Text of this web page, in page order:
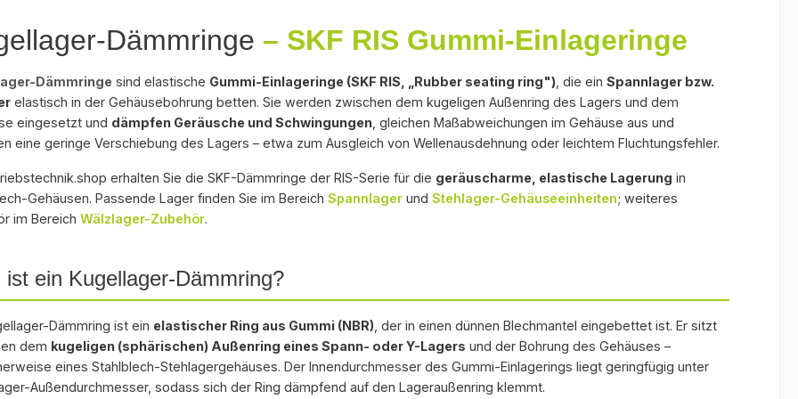
Größen unter
Dämmringe. Bei
zur Auswahl erreichen
über das
weitere Größen unter
Kugellager-Dämmringe. Bei
Fragen zur Auswahl erreichen
Sie uns über das
Kontaktformular.
weitere Größen unter
Kugellager-Dämmringe. Bei
Fragen zur Auswahl erreichen
Sie uns über das
Kontaktformular.
unter dem Lager-Außen-
Lageraußenring; der
von
sitzt im Gehäuse, die
beträgt 21,5 mm.
der Ring zugleich
der
aus und erlaubt eine
oder
Fluchtungsfehler. Der
Gummi (NBR) ist von
bis +100 °C
Maßgeblich für die
ist der
knapp unter dem Lager-Außen-
auf den Lageraußenring; der
Außendurchmesser von
80,3 mm sitzt im Gehäuse, die
Gesamtbreite beträgt 23 mm. So
gleicht der Ring zugleich
Maßabweichungen der
von Wellenausdehnung oder
leichtem Fluchtungsfehler. Der
Werkstoff Gummi (NBR) ist von
etwa −30 bis +100 °C
einsetzbar. Maßgeblich für die
Auswahl ist der
knapp unter dem Lager-Außen-
auf den Lageraußenring; der
Außendurchmesser von
85,3 mm sitzt im Gehäuse, die
Gesamtbreite beträgt 24 mm.
So gleicht der Ring zugleich
Maßabweichungen der
leichtem Fluchtungsfehler. Der
Werkstoff Gummi (NBR) ist von
etwa −30 bis +100 °C
einsetzbar. Maßgeblich für die
Auswahl ist der
Dämmringe – SKF RIS Gummi-Einlageringe
Dämmringe sind elastische Gummi-Einlageringe (SKF RIS, „Rubber seating ring") , die ein Spannlager bzw.
elastisch in der Gehäusebohrung betten. Sie werden zwischen dem kugeligen Außenring des Lagers und dem
eingesetzt und dämpfen Geräusche und Schwingungen , gleichen Maßabweichungen im Gehäuse aus und
eine geringe Verschiebung des Lagers – etwa zum Ausgleich von Wellenausdehnung oder leichtem Fluchtungsfehler.
erhalten Sie die SKF-Dämmringe der RIS-Serie für die geräuscharme, elastische Lagerung in
Gehäusen. Passende Lager finden Sie im Bereich Spannlager und Stehlager-Gehäuseeinheiten; weiteres
im Bereich Wälzlager-Zubehör.
ist ein Kugellager-Dämmring?
Dämmring ist ein elastischer Ring aus Gummi (NBR) , der in einen dünnen Blechmantel eingebettet ist. Er sitzt
dem kugeligen (sphärischen) Außenring eines Spann- oder Y-Lagers und der Bohrung des Gehäuses –
eines Stahlblech-Stehlagergehäuses. Der Innendurchmesser des Gummi-Einlagerings liegt geringfügig unter
Außendurchmesser, sodass sich der Ring dämpfend auf den Lageraußenring klemmt.